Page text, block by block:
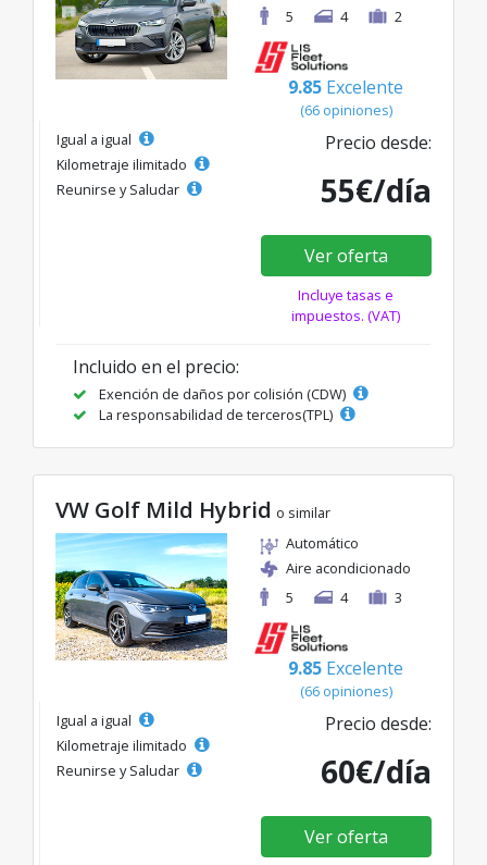
5
4 2
9.85 Excelente
(66 opiniones)
Igual a igual
Kilometraje ilimitado
Reunirse y Saludar
Precio desde:
55€/día
Ver oferta
Incluye tasas e
impuestos. (VAT)
Incluido en el precio:
Exención de daños por colisión (CDW)
La responsabilidad de terceros(TPL)
VW Golf Mild Hybrid o similar
Automático
Aire acondicionado
5
4 3
9.85 Excelente
(66 opiniones)
Igual a igual
Kilometraje ilimitado
Reunirse y Saludar
Precio desde:
60€/día
Ver oferta